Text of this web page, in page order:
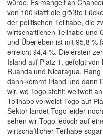
würde. Es mangelt an
von 100 klafft die größte
der politischen Teilhabe, die
wirtschaftlichen Teilhabe und
und Überleben ist mit 95,8 %
erreicht 94,4 %. Die ersten
Island auf Platz 1, gefolgt
Ruanda und Nicaragua.
dann kommt Irland und dann
wir, wo Togo steht: weltweit
Teilhabe verweist Togo auf
Sektor landet Togo leider
sehen wir Togo jedoch auf
wirtschaftlicher Teilhabe